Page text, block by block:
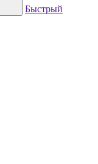
Быстрый